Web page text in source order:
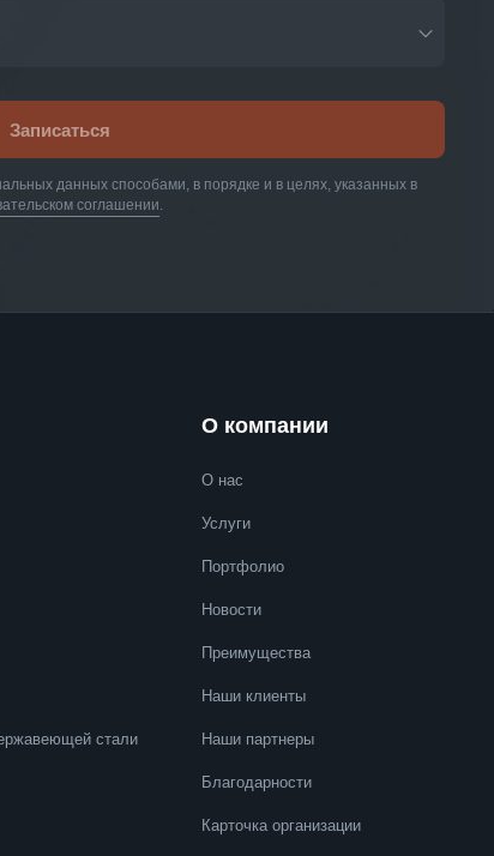
Записаться
данных способами, в порядке и в целях, указанных в
соглашении.
стали
О компании
О нас
Услуги
Портфолио
Новости
Преимущества
Наши клиенты
Наши партнеры
Благодарности
Карточка организации